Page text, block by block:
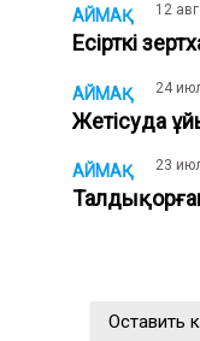
АЙМАҚ 12 авг
Есірткі
АЙМАҚ 24
Жетісуда
АЙМАҚ 23
Оставить